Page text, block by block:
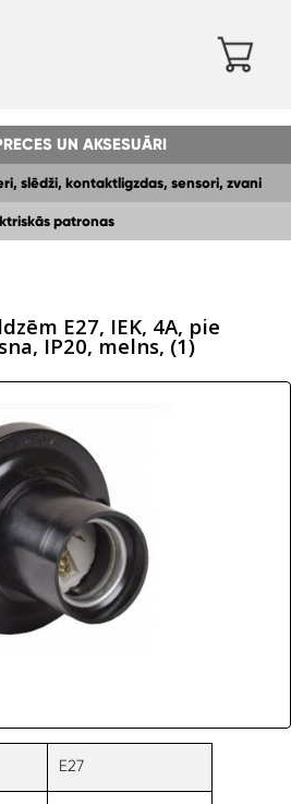
UN AKSESUĀRI
slēdži, kontaktligzdas, sensori, zvani
patronas
E27, IEK, 4A, pie
IP20, melns, (1)
E27